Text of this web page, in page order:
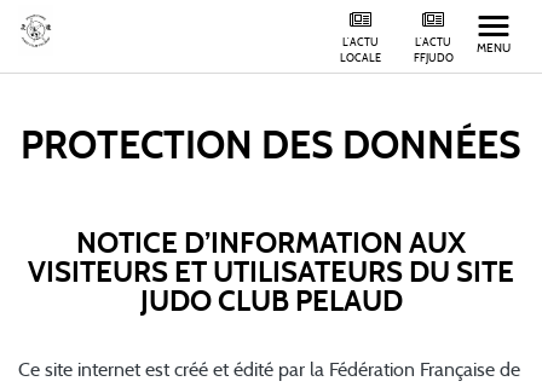
L'ACTU
FFJUDO
L'ACTU
LOCALE
MENU
PROTECTION DES DONNÉES
NOTICE D’INFORMATION AUX
VISITEURS ET UTILISATEURS DU SITE
JUDO CLUB PELAUD
Ce site internet est créé et édité par la Fédération Française de